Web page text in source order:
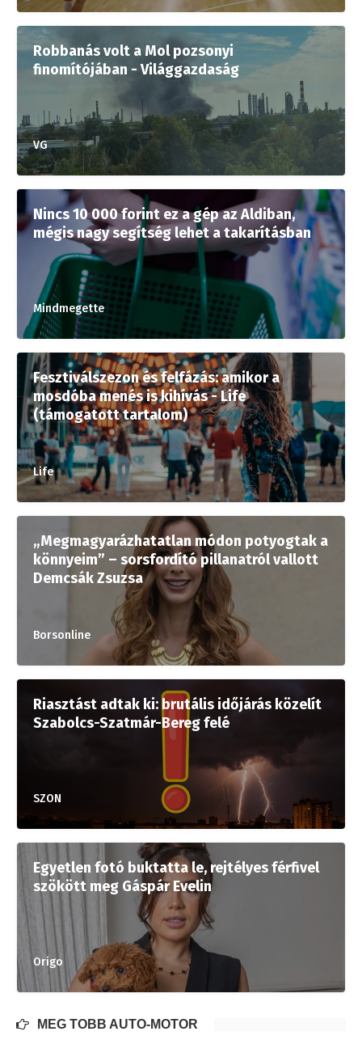
Robbanás volt a Mol pozsonyi
finomítójában - Világgazdaság
VG
Nincs 10 000 forint ez a gép az Aldiban,
mégis nagy segítség lehet a takarításban
Mindmegette
Fesztiválszezon és felfázás: amikor a
mosdóba menés is kihívás - Life
(támogatott tartalom)
Life
„Megmagyarázhatatlan módon potyogtak a
könnyeim” – sorsfordító pillanatról vallott
Demcsák Zsuzsa
Borsonline
Riasztást adtak ki: brutális időjárás közelít
Szabolcs-Szatmár-Bereg felé
SZON
Egyetlen fotó buktatta le, rejtélyes férfivel
szökött meg Gáspár Evelin
Origo
MÉG TÖBB AUTÓ-MOTOR